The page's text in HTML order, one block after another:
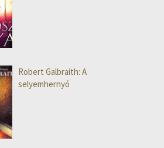
Robert Galbraith: A
selyemhernyó